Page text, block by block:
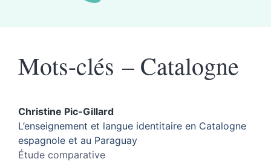
Mots-clés – Catalogne
Christine Pic-Gillard
L’enseignement et langue identitaire en Catalogne
espagnole et au Paraguay
Étude comparative